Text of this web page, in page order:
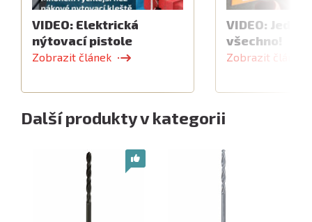
VIDEO: Elektrická
nýtovací pistole
Zobrazit článek
VIDEO:
všechno!
Zobrazit článek
Další produkty v kategorii